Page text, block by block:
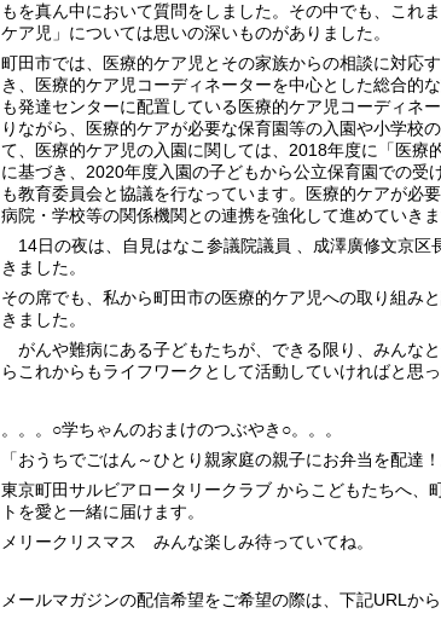
もを真ん中において質問をしました。その中でも、これ
ケア児」については思いの深いものがありました。
町田市では、医療的ケア児とその家族からの相談に対応
き、医療的ケア児コーディネーターを中心とした総合的
も発達センターに配置している医療的ケア児コーディネ
りながら、医療的ケアが必要な保育園等の入園や小学校
て、医療的ケア児の入園に関しては、2018年度に「医
に基づき、2020年度入園の子どもから公立保育園での
も教育委員会と協議を行なっています。医療的ケアが必
病院・学校等の関係機関との連携を強化して進めていきま
14日の夜は、自見はなこ参議院議員 、成澤廣修文京
きました。
その席でも、私から町田市の医療的ケア児への取り組み
きました。
がんや難病にある子どもたちが、できる限り、みんな
らこれからもライフワークとして活動していければと思っ
。。。○学ちゃんのおまけのつぶやき○。。。
「おうちでごはん～ひとり親家庭の親子にお弁当を配達
東京町田サルビアロータリークラブ からこどもたちへ
トを愛と一緒に届けます。
メリークリスマス みんな楽しみ待っていてね。
メールマガジンの配信希望をご希望の際は、下記URLか